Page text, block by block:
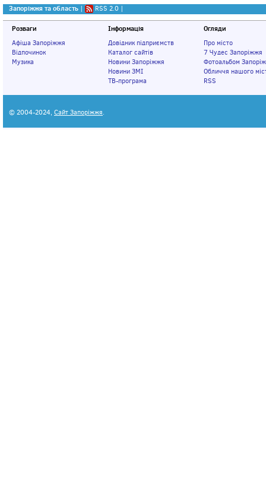
Запоріжжя та область | RSS 2.0 |
Розваги
Афіша Запоріжжя
Відпочинок
Музика
Інформація
Довідник підприємств
Каталог сайтів
Новини Запоріжжя
Новини ЗМІ
ТВ-програма
Огляди
Про місто
7 Чудес Запоріжжя
Фотоальбом
Обличчя нашого
RSS
© 2004-2024, Сайт Запоріжжя.